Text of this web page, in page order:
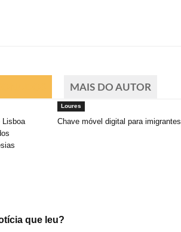
MAIS DO AUTOR
Lisboa
Loures
Chave móvel digital para imigrantes
que leu?